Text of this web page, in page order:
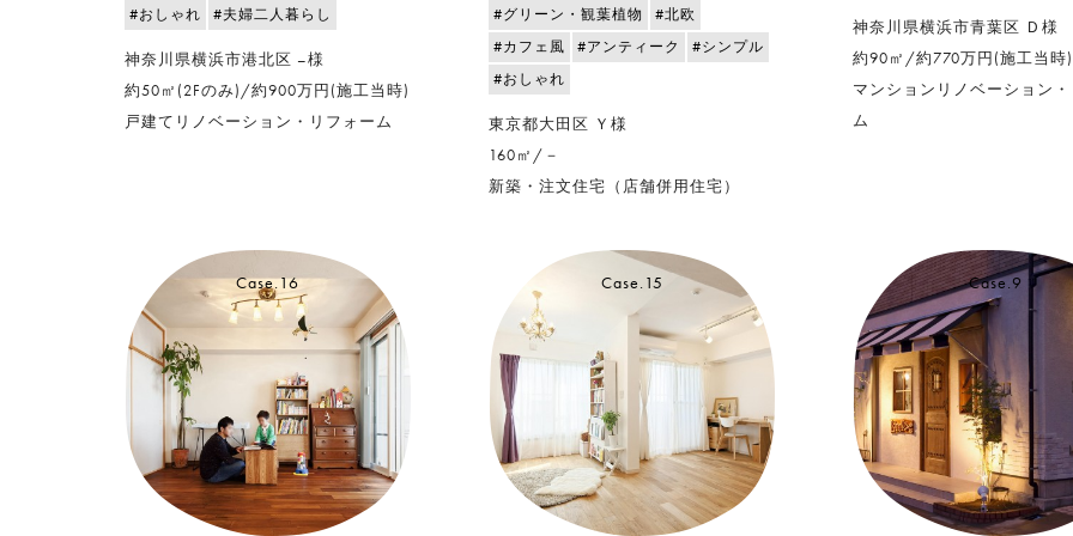
#おしゃれ #夫婦二人暮らし
神奈川県横浜市港北区 –様
約50㎡(2Fのみ)/約900万円(施工当時)
戸建てリノベーション・リフォーム
#グリーン・観葉植物
#北欧
#カフェ風
#アンティーク
#シンプル
#おしゃれ
東京都大田区 Ｙ様
160㎡/－
新築・注文住宅（店舗併用住宅）
神奈川県横浜市青葉区 Ｄ様
約90㎡/約770万円(施工当時)
マンションリノベーション
ム
Case.16 Case.15 Case.9